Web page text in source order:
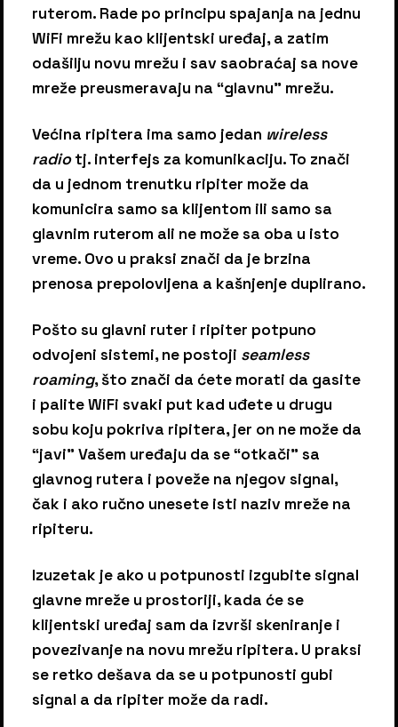
ruterom. Rade po principu spajanja na jednu
WiFi mrežu kao klijentski uređaj, a zatim
odašilju novu mrežu i sav saobraćaj sa nove
mreže preusmeravaju na “glavnu” mrežu.
Većina ripitera ima samo jedan wireless
radiotj. interfejs za komunikaciju. To znači
da u jednom trenutku ripiter može da
komunicira samo sa klijentom ili samo sa
glavnim ruterom ali ne može sa oba u isto
vreme. Ovo u praksi znači da je brzina
prenosa prepolovljena a kašnjenje duplirano.
Pošto su glavni ruter i ripiter potpuno
odvojeni sistemi, ne postoji seamless
roaming, što znači da ćete morati da gasite
i palite WiFi svaki put kad uđete u drugu
sobu koju pokriva ripitera, jer on ne može da
“javi” Vašem uređaju da se “otkači” sa
glavnog rutera i poveže na njegov signal,
čak i ako ručno unesete isti naziv mreže na
ripiteru.
Izuzetak je ako u potpunosti izgubite signal
glavne mreže u prostoriji, kada će se
klijentski uređaj sam da izvrši skeniranje i
povezivanje na novu mrežu ripitera. U praksi
se retko dešava da se u potpunosti gubi
signal a da ripiter može da radi.